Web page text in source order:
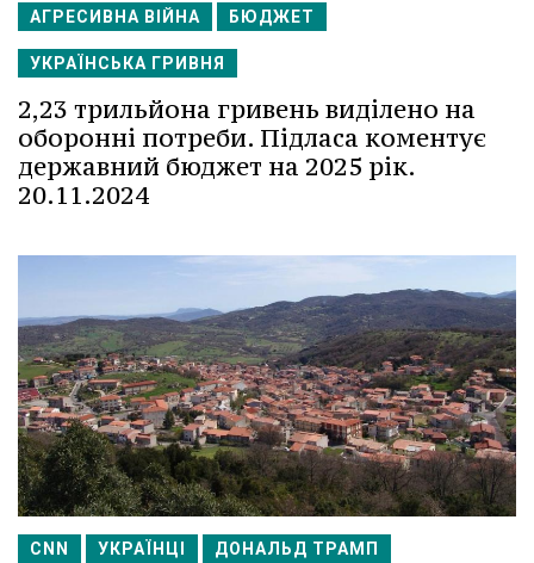
АГРЕСИВНА ВІЙНА БЮДЖЕТ
УКРАЇНСЬКА ГРИВНЯ
2,23 трильйона гривень виділено на
оборонні потреби. Підласа коментує
державний бюджет на 2025 рік.
20.11.2024
CNN УКРАЇНЦІ ДОНАЛЬД ТРАМП